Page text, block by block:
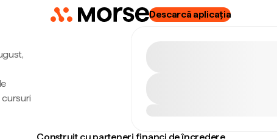
Descarcă aplicația